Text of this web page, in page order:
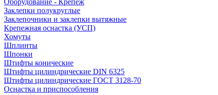
Оборудование - Крепёж
Заклепки полукруглые
Заклепочники и заклепки вытяжные
Крепежная оснастка (УСП)
Хомуты
Шплинты
Шпонки
Штифты конические
Штифты цилиндрические DIN 6325
Штифты цилиндрические ГОСТ 3128-70
Оснастка и приспособления